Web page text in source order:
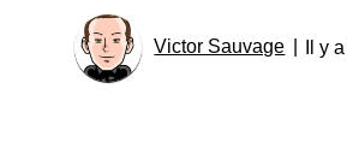
Victor Sauvage Il y